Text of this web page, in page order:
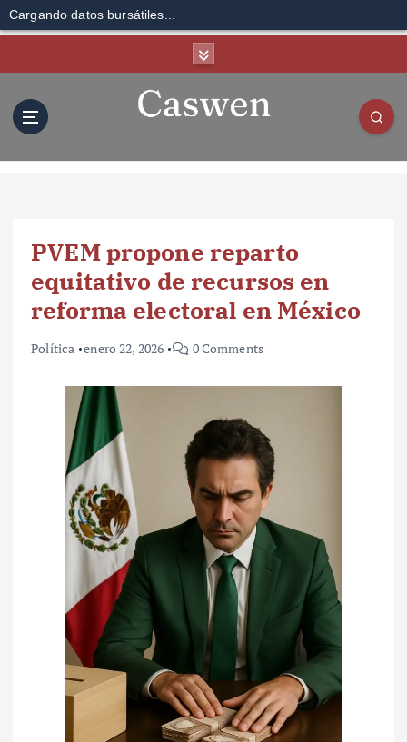
Cargando datos bursátiles...
PVEM propone reparto
equitativo de recursos en
reforma electoral en México
Política enero 22, 2026 0 Comments